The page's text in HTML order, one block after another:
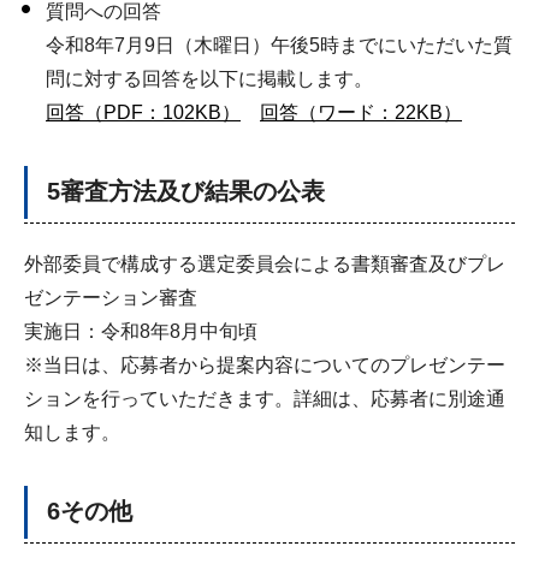
質問への回答
令和8年7月9日（木曜日）午後5時までにいただいた質
問に対する回答を以下に掲載します。
回答（PDF：102KB）
回答（ワード：22KB）
5審査方法及び結果の公表
外部委員で構成する選定委員会による書類審査及びプレ
ゼンテーション審査
実施日：令和8年8月中旬頃
※当日は、応募者から提案内容についてのプレゼンテー
ションを行っていただきます。詳細は、応募者に別途通
知します。
6その他